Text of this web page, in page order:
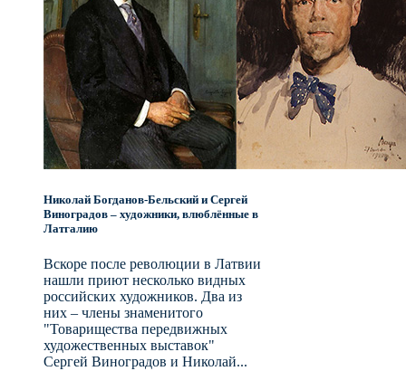
Николай Богданов-Бельский и Сергей
Виноградов – художники, влюблённые в
Латгалию
Вскоре после революции в Латвии
нашли приют несколько видных
российских художников. Два из
них – члены знаменитого
"Товарищества передвижных
художественных выставок"
Сергей Виноградов и Николай...